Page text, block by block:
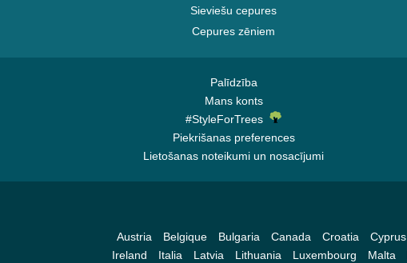
Sieviešu cepures
Cepures zēniem
Palīdzība
Mans konts
#StyleForTrees
Piekrišanas preferences
Lietošanas noteikumi un nosacījumi
Austria Belgique Bulgaria Canada Croatia Cyprus
Ireland
Italia Latvia Lithuania Luxembourg Malta